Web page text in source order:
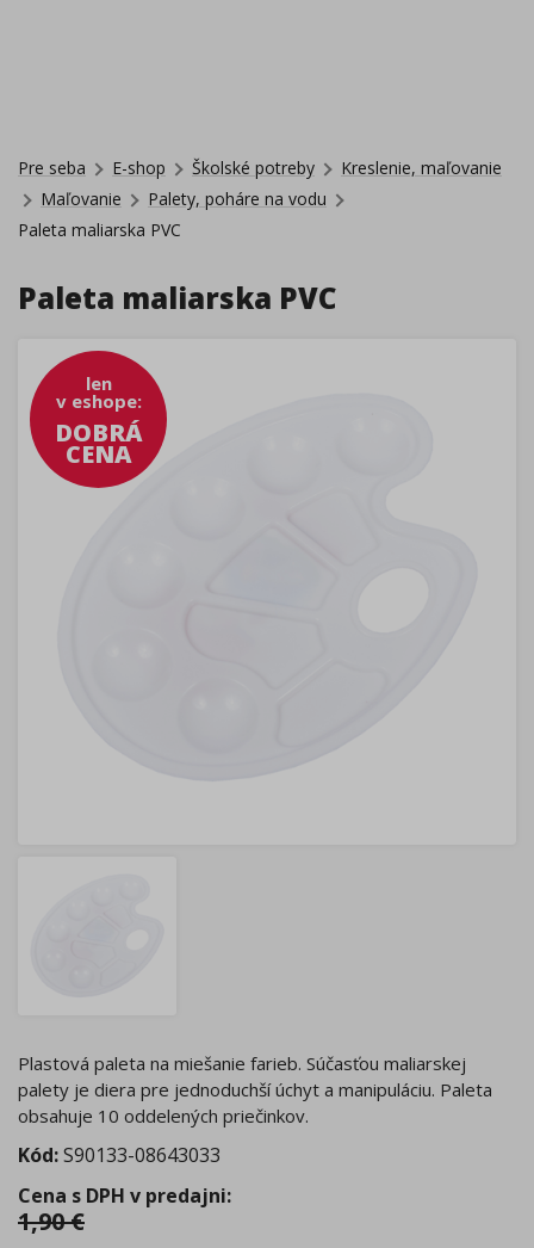
Pre seba E-shop Školské potreby
Kreslenie, maľovanie
Maľovanie
Palety, poháre na vodu
Paleta maliarska PVC
Paleta maliarska PVC
len
v eshope:
DOBRÁ
CENA
Plastová paleta na miešanie farieb. Súčasťou maliarskej
palety je diera pre jednoduchší úchyt a manipuláciu. Paleta
obsahuje 10 oddelených priečinkov.
Kód:S90133-08643033
Cena s DPH v predajni:
1,90€